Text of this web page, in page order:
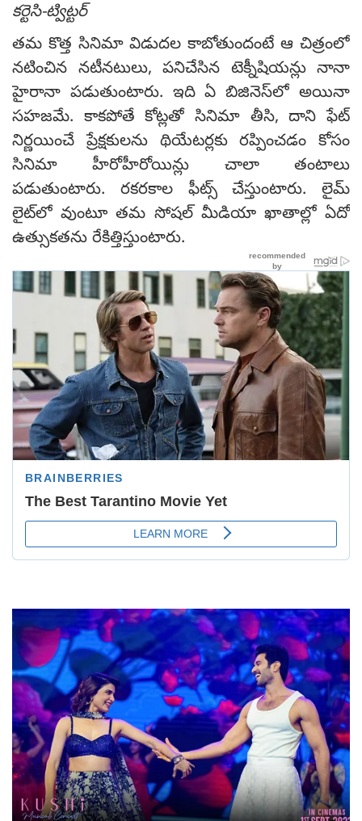
కర్టెసి-ట్విట్టర్
తమ కొత్త సినిమా విడుదల కాబోతుందంటే ఆ చిత్రంలో
నటించిన నటీనటులు, పనిచేసిన టెక్నీషియన్లు నానా
హైరానా పడుతుంటారు. ఇది ఏ బిజినెస్‌లో అయినా
సహజమే. కాకపోతే కోట్లతో సినిమా తీసి, దాని ఫేట్
నిర్ణయించే ప్రేక్షకులను థియేటర్లకు రప్పించడం కోసం
సినిమా హీరోహీరోయిన్లు చాలా తంటాలు
పడుతుంటారు. రకరకాల ఫీట్స్ చేస్తుంటారు. లైమ్
లైట్‌లో వుంటూ తమ సోషల్ మీడియా ఖాతాల్లో ఏదో
ఉత్సుకతను రేకిత్తిస్తుంటారు.